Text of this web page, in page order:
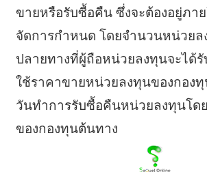
ขายหรือรับซื้อคืน ซึ่งจะต้องอยู่ภา
จัดการกำหนด โดยจำนวนหน่วยล
ปลายทางที่ผู้ถือหน่วยลงทุนจะได้
ใช้ราคาขายหน่วยลงทุนของกอง
วันทำการรับซื้อคืนหน่วยลงทุนโด
ของกองทุนต้นทาง